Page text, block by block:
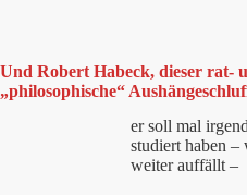
Und Robert Habeck, dieser rat-
„philosophische“
er soll mal
studiert haben –
weiter auffällt –